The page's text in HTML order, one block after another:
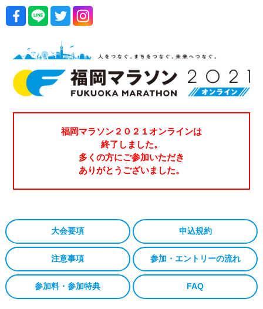
福岡マラソン２０２１オンラインは
終了しました。
多くの方にご参加いただき
ありがとうございました。
大会要項 申込規約
注意事項 参加・エントリーの流れ
参加料・参加特典 FAQ